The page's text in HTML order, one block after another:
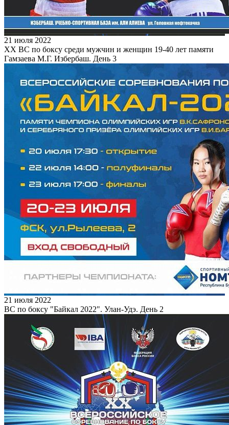
21 июля 2022
XX ВС по боксу среди мужчин и женщин 19-40 лет памяти
Гамзаева М.Г. Избербаш. День 3
21 июля 2022
ВС по боксу "Байкал 2022". Улан-Удэ. День 2